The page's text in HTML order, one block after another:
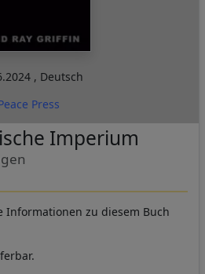
, Deutsch
Press
Imperium
Informationen zu diesem Buch